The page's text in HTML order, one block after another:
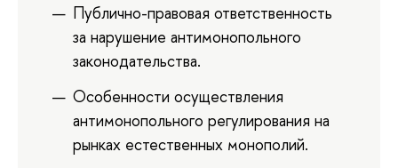
Публично-правовая ответственность
за нарушение антимонопольного
законодательства.
Особенности осуществления
антимонопольного регулирования на
рынках естественных монополий.